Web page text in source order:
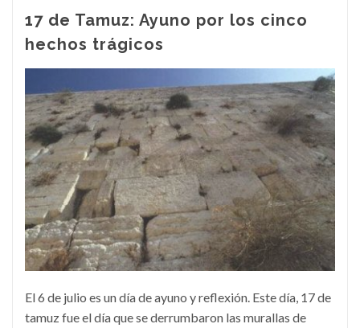
17 de Tamuz: Ayuno por los cinco
hechos trágicos
El 6 de julio es un día de ayuno y reflexión. Este día, 17 de
tamuz fue el día que se derrumbaron las murallas de